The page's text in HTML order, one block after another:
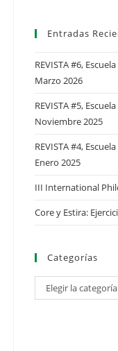
Entradas
REVISTA #6,
Marzo 2026
REVISTA #5,
Noviembre 2025
REVISTA #4,
Enero 2025
III International
Core y Estira:
Categorías
Elegir la categoría